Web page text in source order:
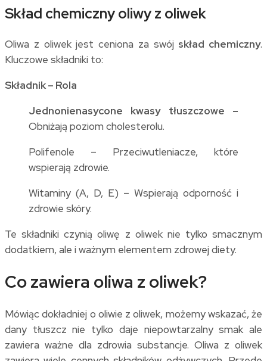
Skład chemiczny oliwy z oliwek
Oliwa z oliwek jest ceniona za swój skład chemiczny.
Kluczowe składniki to:
Składnik – Rola
Jednonienasycone kwasy tłuszczowe –
Obniżają poziom cholesterolu.
Polifenole – Przeciwutleniacze, które
wspierają zdrowie.
Witaminy (A, D, E) – Wspierają odporność i
zdrowie skóry.
Te składniki czynią oliwę z oliwek nie tylko smacznym
dodatkiem, ale i ważnym elementem zdrowej diety.
Co zawiera oliwa z oliwek?
Mówiąc dokładniej o oliwie z oliwek, możemy wskazać, że
dany tłuszcz nie tylko daje niepowtarzalny smak ale
zawiera ważne dla zdrowia substancje. Oliwa z oliwek